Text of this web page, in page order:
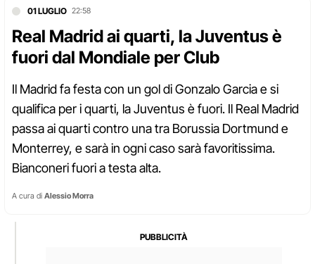
01 LUGLIO 22:58
Real Madrid ai quarti, la Juventus è
fuori dal Mondiale per Club
Il Madrid fa festa con un gol di Gonzalo Garcia e si
qualifica per i quarti, la Juventus è fuori. Il Real Madrid
passa ai quarti contro una tra Borussia Dortmund e
Monterrey, e sarà in ogni caso sarà favoritissima.
Bianconeri fuori a testa alta.
A cura di Alessio Morra